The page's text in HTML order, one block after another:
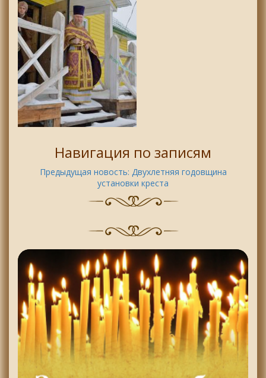
Навигация по записям
Предыдущая новость: Двухлетняя годовщина
установки креста